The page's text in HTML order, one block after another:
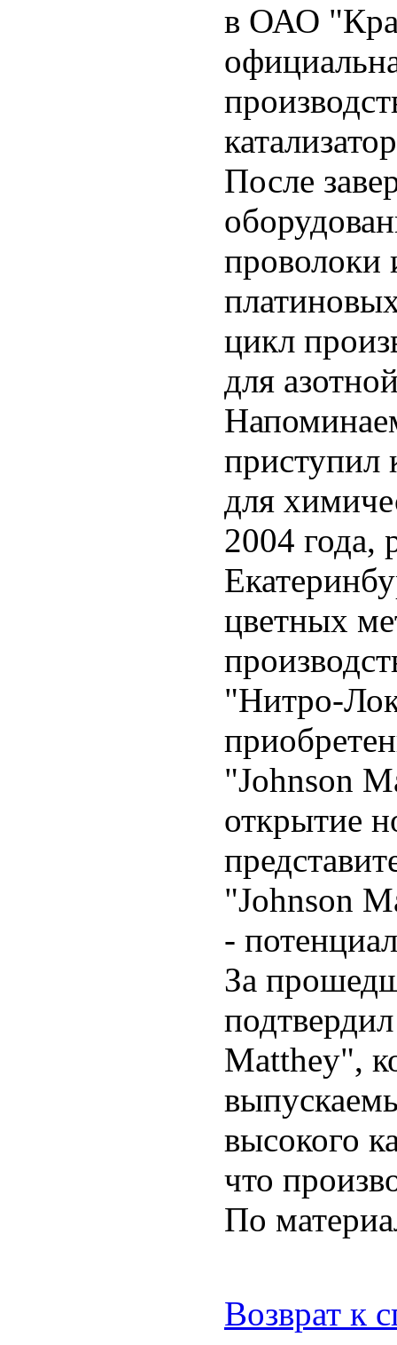
в ОАО
После
проволоки
цикл
для
приступил
для
2004 года,
цветных
"Нитро-
"Johnson
открытие
"Johnson
-
За
Matthey",
высокого
что
По
Возврат к